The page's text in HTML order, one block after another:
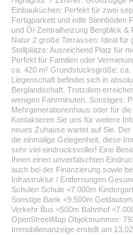
Einbauküchen: Perfekt für zwei
Fertigparkett und edle Steinböden
und Öl-Zentralheizung Bergblick &
Natur 2 große Terrassen: Ideal für
Stellplätze: Ausreichend Platz für
Perfekt für Familien oder
ca. 420 m² Grundstücksgröße: ca.
Liegenschaft befindet sich in
Berglandschaft. Trotzdem
wenigen Fahrminuten. Sonstiges:
Mehrgenerationenhaus oder für
Kontaktieren Sie uns für weitere
neues Zuhause wartet auf Sie.
die einmalige Gelegenheit, diese
sehr viel eindrucksvoller! Eine
Ihnen einen unverfälschten
auch bei der Finanzierung sowie
Infrastruktur / Entfernungen
Schulen Schule <7.000m
Sonstige Bank <9.500m
Verkehr Bus <500m Bahnhof
OpenStreetMap Objektnummer:
Immobilienanzeige erstellt am